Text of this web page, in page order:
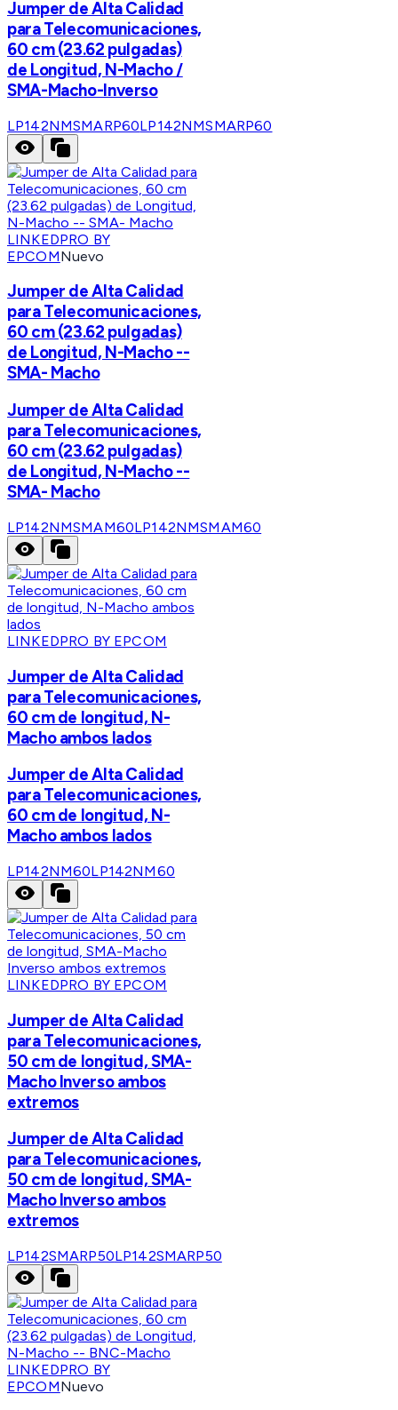
Jumper de Alta Calidad
para Telecomunicaciones,
60 cm (23.62 pulgadas)
de Longitud, N-Macho /
SMA-Macho-Inverso
LP142NMSMARP60LP142NMSMARP60
LINKEDPRO BY
EPCOMNuevo
Jumper de Alta Calidad
para Telecomunicaciones,
60 cm (23.62 pulgadas)
de Longitud, N-Macho --
SMA- Macho
Jumper de Alta Calidad
para Telecomunicaciones,
60 cm (23.62 pulgadas)
de Longitud, N-Macho --
SMA- Macho
LP142NMSMAM60LP142NMSMAM60
LINKEDPRO BY EPCOM
Jumper de Alta Calidad
para Telecomunicaciones,
60 cm de longitud, N-
Macho ambos lados
Jumper de Alta Calidad
para Telecomunicaciones,
60 cm de longitud, N-
Macho ambos lados
LP142NM60LP142NM60
LINKEDPRO BY EPCOM
Jumper de Alta Calidad
para Telecomunicaciones,
50 cm de longitud, SMA-
Macho Inverso ambos
extremos
Jumper de Alta Calidad
para Telecomunicaciones,
50 cm de longitud, SMA-
Macho Inverso ambos
extremos
LP142SMARP50LP142SMARP50
LINKEDPRO BY
EPCOMNuevo